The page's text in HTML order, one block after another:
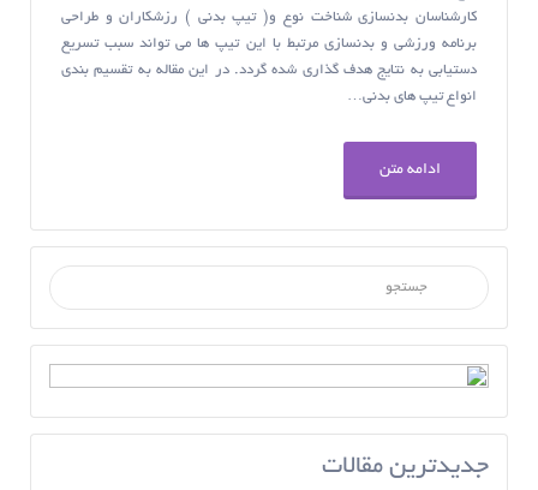
کارشناسان بدنسازی شناخت نوع و( تيپ بدنی ) رزشکاران و طراحی
برنامه ورزشی و بدنسازی مرتبط با این تیپ ها می تواند سبب تسریع
دستیابی به نتایج هدف گذاری شده گردد. در این مقاله به تقسیم بندی
انواع تیپ های بدنی…
ادامه متن
جستجو برای :
جدیدترین مقالات